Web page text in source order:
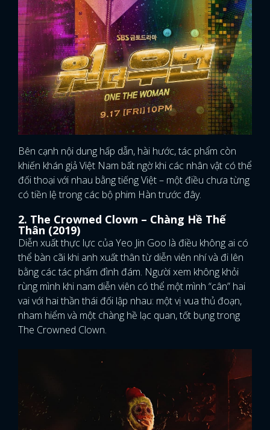
Bên cạnh nội dung hấp dẫn, hài hước, tác phẩm còn
khiến khán giả Việt Nam bất ngờ khi các nhân vật có thể
đối thoại với nhau bằng tiếng Việt – một điều chưa từng
có tiền lệ trong các bộ phim Hàn trước đây.
2. The Crowned Clown – Chàng Hề Thế
Thân (2019)
Diễn xuất thực lực của Yeo Jin Goo là điều không ai có
thể bàn cãi khi anh xuất thân từ diễn viên nhí và đi lên
bằng các tác phẩm đình đám. Người xem không khỏi
rùng mình khi nam diễn viên có thể một mình “cân” hai
vai với hai thần thái đối lập nhau: một vị vua thủ đoạn,
nham hiểm và một chàng hề lạc quan, tốt bụng trong
The Crowned Clown.